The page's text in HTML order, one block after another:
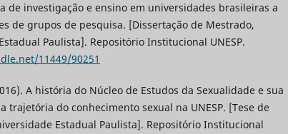
de investigação e ensino em universidades brasileiras a
de grupos de pesquisa. [Dissertação de Mestrado,
Paulista]. Repositório Institucional UNESP.
11449/90251
A história do Núcleo de Estudos da Sexualidade e sua
trajetória do conhecimento sexual na UNESP. [Tese de
Estadual Paulista]. Repositório Institucional